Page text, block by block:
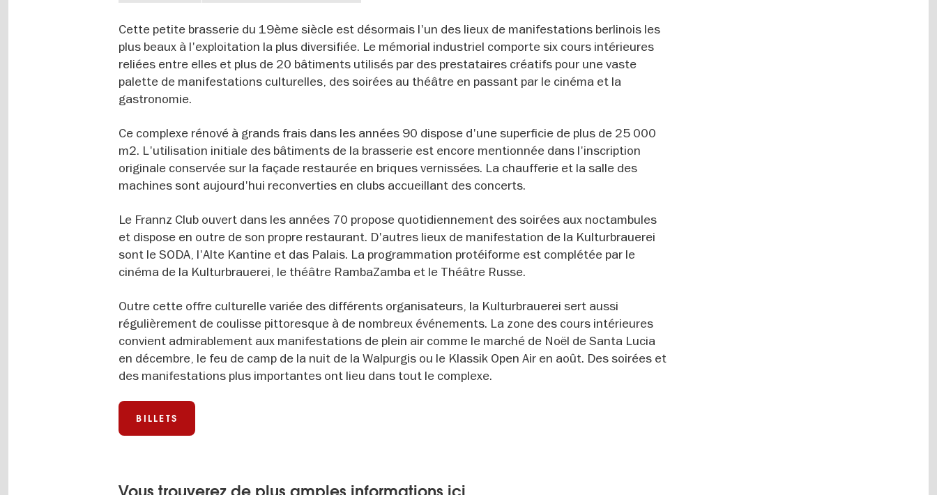
Cette petite brasserie du 19ème siècle est désormais l'un des lieux de manifestations berlinois les
plus beaux à l'exploitation la plus diversifiée. Le mémorial industriel comporte six cours intérieures
reliées entre elles et plus de 20 bâtiments utilisés par des prestataires créatifs pour une vaste
palette de manifestations culturelles, des soirées au théâtre en passant par le cinéma et la
gastronomie.
Ce complexe rénové à grands frais dans les années 90 dispose d'une superficie de plus de 25 000
m2. L'utilisation initiale des bâtiments de la brasserie est encore mentionnée dans l'inscription
originale conservée sur la façade restaurée en briques vernissées. La chaufferie et la salle des
machines sont aujourd'hui reconverties en clubs accueillant des concerts.
Le Frannz Club ouvert dans les années 70 propose quotidiennement des soirées aux noctambules
et dispose en outre de son propre restaurant. D'autres lieux de manifestation de la Kulturbrauerei
sont le SODA, l'Alte Kantine et das Palais. La programmation protéiforme est complétée par le
cinéma de la Kulturbrauerei, le théâtre RambaZamba et le Théâtre Russe.
Outre cette offre culturelle variée des différents organisateurs, la Kulturbrauerei sert aussi
régulièrement de coulisse pittoresque à de nombreux événements. La zone des cours intérieures
convient admirablement aux manifestations de plein air comme le marché de Noël de Santa Lucia
en décembre, le feu de camp de la nuit de la Walpurgis ou le Klassik Open Air en août. Des soirées et
des manifestations plus importantes ont lieu dans tout le complexe.
BILLETS